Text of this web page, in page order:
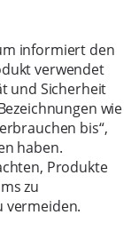
informiert den
verwendet
und Sicherheit
wie
bis“,
haben.
Produkte
zu
vermeiden.